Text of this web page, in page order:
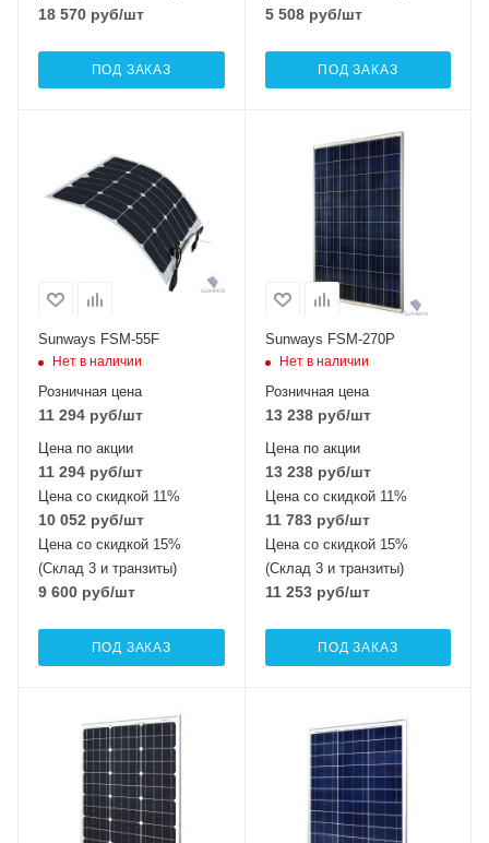
18 570 руб/шт
ПОД ЗАКАЗ
5 508руб/шт
ПОД ЗАКАЗ
монокристаллический
Sunways FSM-55F
Нет в наличии
Розничная цена
11 294 руб/шт
Цена по акции
11 294 руб/шт
Цена со скидкой 11%
10 052 руб/шт
Цена со скидкой 15%
(Склад 3 и транзиты)
9 600 руб/шт
ПОД ЗАКАЗ
Тип элемента
поликристаллический
Sunways FSM-270P
Нет в наличии
Розничная цена
13 238руб/шт
Цена по акции
13 238руб/шт
Цена со скидкой 11%
11 783руб/шт
Цена со скидкой 15%
(Склад 3 и транзиты)
11 253руб/шт
ПОД ЗАКАЗ
монокристаллический поликристаллический